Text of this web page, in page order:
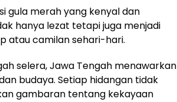
gula merah yang kenyal dan
hanya lezat tetapi juga menjadi
atau camilan sehari-hari.
selera, Jawa Tengah menawarkan
budaya. Setiap hidangan tidak
gambaran tentang kekayaan